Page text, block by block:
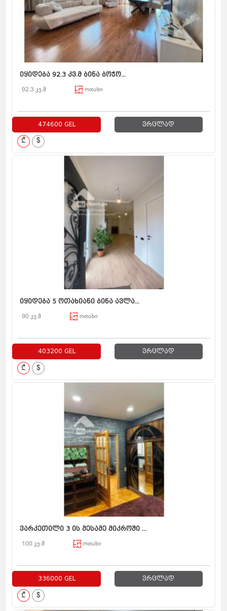
იყიდება 92.3 კვ.მ ბინა ბოჭო...
92.3 კვ.მ ოთახი
474600 GEL ვრცლად
₾ $
იყიდება 5 ოთახიანი ბინა ავლა...
90 კვ.მ ოთახი
403200 GEL ვრცლად
₾ $
ვარკეთილი 3 ის მესამე მიკროში ...
100 კვ.მ ოთახი
336000 GEL ვრცლად
₾ $